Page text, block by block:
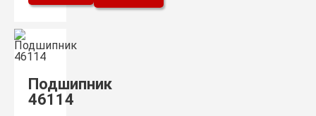
Подшипник
46114